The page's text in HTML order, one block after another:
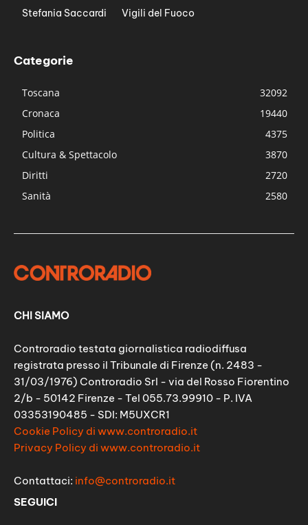
Stefania Saccardi
Vigili del Fuoco
Categorie
Toscana
32092
Cronaca
19440
Politica
4375
Cultura & Spettacolo
3870
Diritti
2720
Sanità
2580
CHI SIAMO
Controradio testata giornalistica radiodiffusa
registrata presso il Tribunale di Firenze (n. 2483 -
31/03/1976) Controradio Srl - via del Rosso Fiorentino
2/b - 50142 Firenze - Tel 055.73.99910 - P. IVA
03353190485 - SDI: M5UXCR1
Cookie Policy di www.controradio.it
Privacy Policy di www.controradio.it
Contattaci: info@controradio.it
SEGUICI